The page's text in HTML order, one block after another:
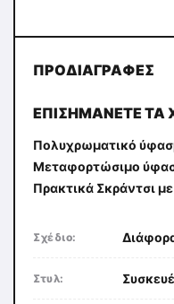
ΠΡΟΔΙΑΓΡΑΦΈΣ
ΕΠΙΣΗΜΆΝΕΤΕ ΤΑ
Πολυχρωματικό
Μεταφορτώσιμο
Πρακτικά Σκράντσι
Σχέδιο:
Στυλ: